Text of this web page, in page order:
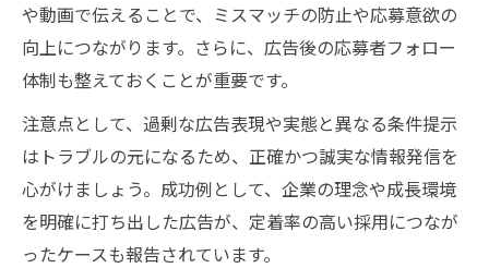
や動画で伝えることで、ミスマッチの防止や応募意欲の
向上につながります。さらに、広告後の応募者フォロー
体制も整えておくことが重要です。
注意点として、過剰な広告表現や実態と異なる条件提示
はトラブルの元になるため、正確かつ誠実な情報発信を
心がけましょう。成功例として、企業の理念や成長環境
を明確に打ち出した広告が、定着率の高い採用につなが
ったケースも報告されています。